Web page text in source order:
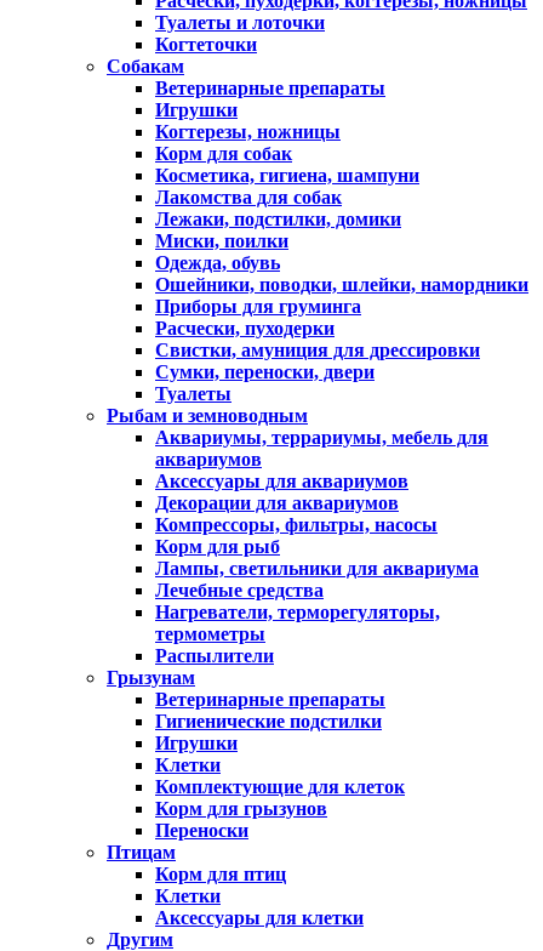
Туалеты и лоточки
Когтеточки
Собакам
Ветеринарные препараты
Игрушки
Когтерезы, ножницы
Корм для собак
Косметика, гигиена, шампуни
Лакомства для собак
Лежаки, подстилки, домики
Миски, поилки
Одежда, обувь
Ошейники, поводки, шлейки, намордники
Приборы для груминга
Расчески, пуходерки
Свистки, амуниция для дрессировки
Сумки, переноски, двери
Туалеты
Рыбам и земноводным
Аквариумы, террариумы, мебель для
аквариумов
Аксессуары для аквариумов
Декорации для аквариумов
Компрессоры, фильтры, насосы
Корм для рыб
Лампы, светильники для аквариума
Лечебные средства
Нагреватели, терморегуляторы,
термометры
Распылители
Грызунам
Ветеринарные препараты
Гигиенические подстилки
Игрушки
Клетки
Комплектующие для клеток
Корм для грызунов
Переноски
Птицам
Корм для птиц
Клетки
Аксессуары для клетки
Другим